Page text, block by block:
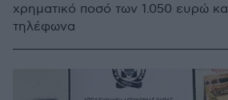
χρηματικό ποσό των 1.050 ευρώ
τηλέφωνα